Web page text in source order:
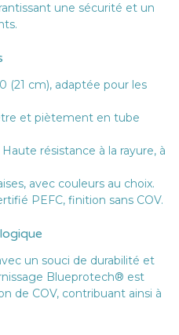
une sécurité et un
(21 cm), adaptée pour les
et piètement en tube
Haute résistance à la rayure, à
avec couleurs au choix.
PEFC, finition sans COV.
un souci de durabilité et
Blueprotech® est
de COV, contribuant ainsi à